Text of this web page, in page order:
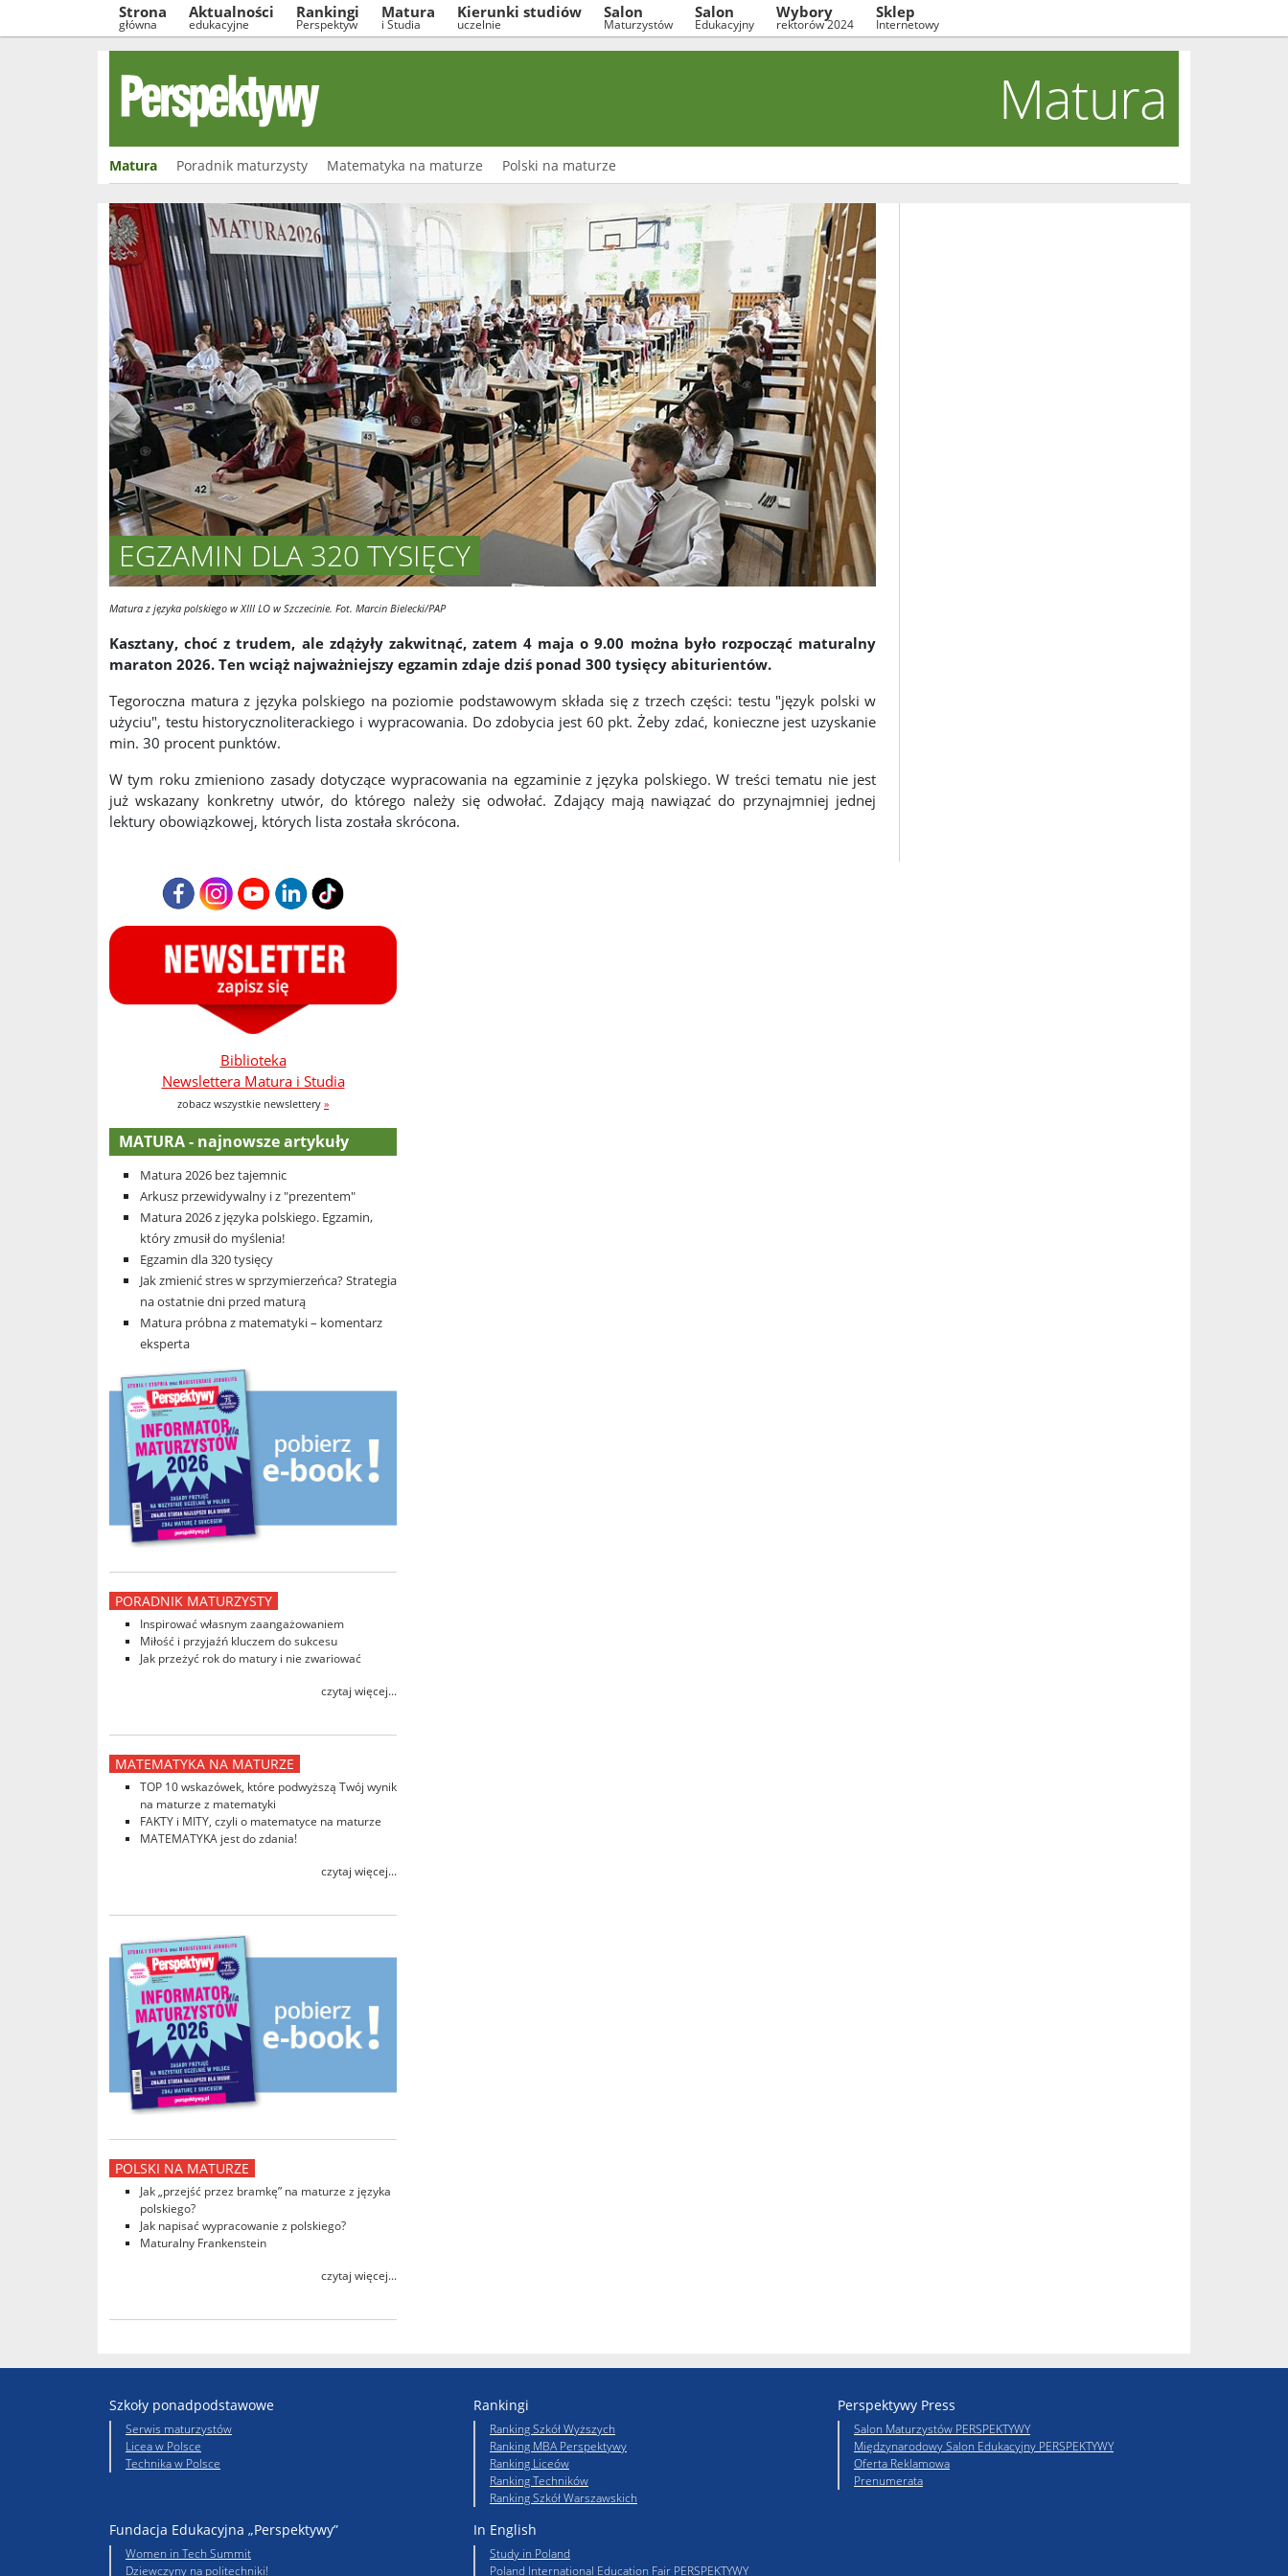
Strona
główna
Aktualności
edukacyjne
Rankingi
Perspektyw
Matura
i Studia
Kierunki studiów
uczelnie
Salon
Maturzystów
Salon
Edukacyjny
Wybory
rektorów 2024
Sklep
Internetowy
Matura
Matura Poradnik maturzysty Matematyka na maturze Polski na maturze
EGZAMIN DLA 320 TYSIĘCY
Matura z języka polskiego w XIII LO w Szczecinie. Fot. Marcin Bielecki/PAP
Kasztany, choć z trudem, ale zdążyły zakwitnąć, zatem 4 maja o 9.00 można było rozpocząć maturalny
maraton 2026. Ten wciąż najważniejszy egzamin zdaje dziś ponad 300 tysięcy abiturientów.
Tegoroczna matura z języka polskiego na poziomie podstawowym składa się z trzech części: testu "język polski w
użyciu", testu historycznoliterackiego i wypracowania. Do zdobycia jest 60 pkt. Żeby zdać, konieczne jest uzyskanie
min. 30 procent punktów.
W tym roku zmieniono zasady dotyczące wypracowania na egzaminie z języka polskiego. W treści tematu nie jest
już wskazany konkretny utwór, do którego należy się odwołać. Zdający mają nawiązać do przynajmniej jednej
lektury obowiązkowej, których lista została skrócona.
Biblioteka
Newslettera Matura i Studia
zobacz wszystkie newslettery »
MATURA - najnowsze artykuły
Matura 2026 bez tajemnic
Arkusz przewidywalny i z "prezentem"
Matura 2026 z języka polskiego. Egzamin,
który zmusił do myślenia!
Egzamin dla 320 tysięcy
Jak zmienić stres w sprzymierzeńca? Strategia
na ostatnie dni przed maturą
Matura próbna z matematyki – komentarz
eksperta
PORADNIK MATURZYSTY
Inspirować własnym zaangażowaniem
Miłość i przyjaźń kluczem do sukcesu
Jak przeżyć rok do matury i nie zwariować
czytaj więcej...
MATEMATYKA NA MATURZE
TOP 10 wskazówek, które podwyższą Twój wynik
na maturze z matematyki
FAKTY i MITY, czyli o matematyce na maturze
MATEMATYKA jest do zdania!
czytaj więcej...
POLSKI NA MATURZE
Jak „przejść przez bramkę” na maturze z języka
polskiego?
Jak napisać wypracowanie z polskiego?
Maturalny Frankenstein
czytaj więcej...
Szkoły ponadpodstawowe
Serwis maturzystów
Licea w Polsce
Technika w Polsce
Rankingi
Ranking Szkół Wyższych
Ranking MBA Perspektywy
Ranking Liceów
Ranking Techników
Ranking Szkół Warszawskich
Perspektywy Press
Salon Maturzystów PERSPEKTYWY
Międzynarodowy Salon Edukacyjny PERSPEKTYWY
Oferta Reklamowa
Prenumerata
Fundacja Edukacyjna „Perspektywy”
Women in Tech Summit
Dziewczyny na politechniki!
In English
Study in Poland
Poland International Education Fair PERSPEKTYWY